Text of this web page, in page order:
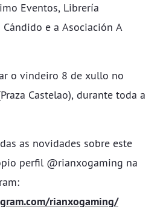
Eventos, Librería
e a Asociación A
o vindeiro 8 de xullo no
Castelao), durante toda a
as novidades sobre este
perfil @rianxogaming na
rianxogaming/